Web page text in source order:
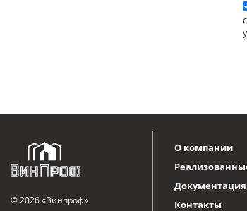
© 2026 «Винпроф»
О компании
Документация
Контакты